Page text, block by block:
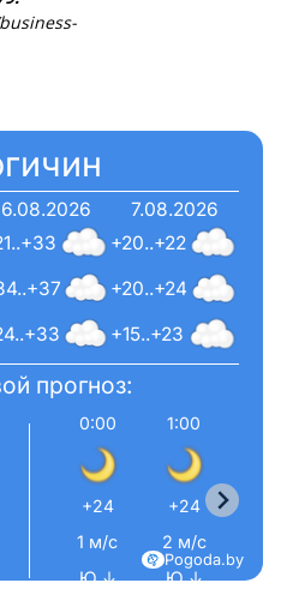
6.08.2026
7.08.2026
+20..+22
+20..+24
+15..+23
прогноз:
0:00
+24
1 м/с
Ю ↓
1:00
+24
2 м/с
Ю ↓
Ю
Pogoda.by